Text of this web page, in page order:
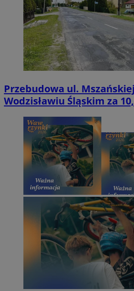
Przebudowa ul.
Wodzisławiu Śląskim za